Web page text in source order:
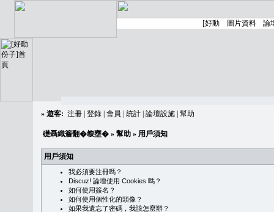
» 遊客: 注冊 登錄 會員 統計 論壇設施 幫助
礎聶織簷翻�䪖壅� » 幫助 » 用戶須知
用戶須知
我必須要注冊嗎？
Discuz! 論壇使用 Cookies 嗎？
如何使用簽名？
如何使用個性化的頭像？
如果我遺忘了密碼，我該怎麼辦？